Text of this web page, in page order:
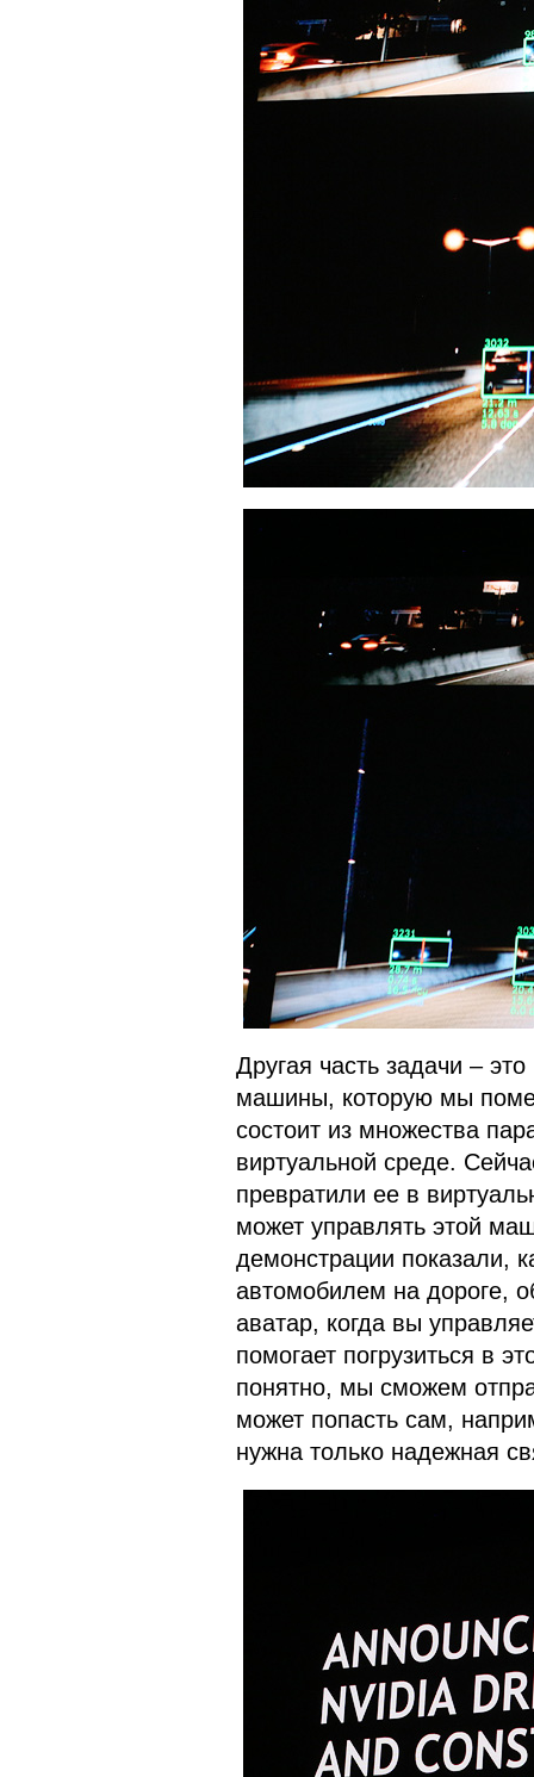
Другая часть задачи –
машины, которую мы
состоит из множества
виртуальной среде.
превратили ее в
может управлять этой
демонстрации показали,
автомобилем на дороге,
аватар, когда вы
помогает погрузиться в
понятно, мы сможем
может попасть сам,
нужна только надежная